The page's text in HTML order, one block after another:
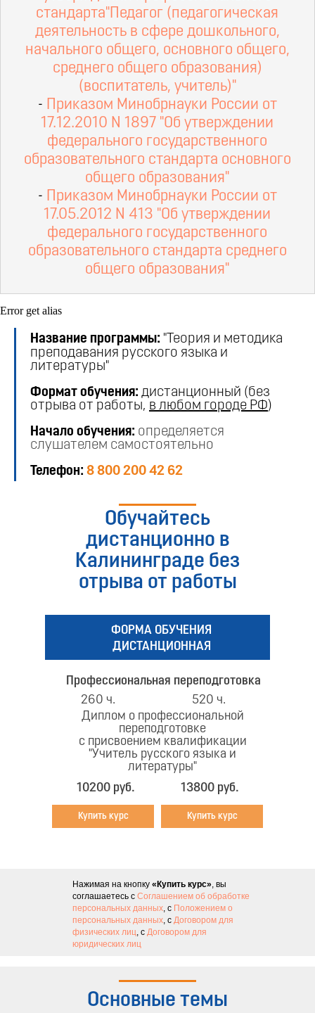
стандарта"Педагог (педагогическая
деятельность в сфере дошкольного,
начального общего, основного общего,
среднего общего образования)
(воспитатель, учитель)"
- Приказом Минобрнауки России от
17.12.2010 N 1897 "Об утверждении
федерального государственного
образовательного стандарта основного
общего образования"
- Приказом Минобрнауки России от
17.05.2012 N 413 "Об утверждении
федерального государственного
образовательного стандарта среднего
общего образования"
Error get alias
Название программы: "Теория и методика
преподавания русского языка и
литературы"
Формат обучения: дистанционный (без
отрыва от работы, в любом городе РФ)
Начало обучения: определяется
слушателем самостоятельно
Телефон: 8 800 200 42 62
Обучайтесь
дистанционно в
Калининграде без
отрыва от работы
ФОРМА ОБУЧЕНИЯ
ДИСТАНЦИОННАЯ
Профессиональная переподготовка
Диплом о профессиональной
переподготовке
с присвоением квалификации
"Учитель русского языка и
литературы"
260 ч. 520 ч.
10200 руб. 13800 руб.
Купить курс
Купить курс
Нажимая на кнопку «Купить курс», вы
соглашаетесь с Соглашением об обработке
персональных данных, с Положением о
персональных данных, с Договором для
физических лиц, с Договором для
юридических лиц
Основные темы